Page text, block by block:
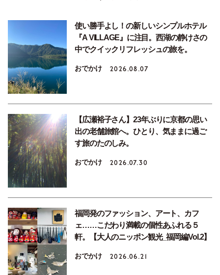
使い勝手よし！の新しいシンプルホテル
『A VILLAGE』に注目。西湖の静けさの
中でクイックリフレッシュの旅を。
おでかけ 2026.08.07
【広瀬裕子さん】23年ぶりに京都の思い
出の老舗旅館へ。ひとり、気ままに過ご
す旅のたのしみ。
おでかけ 2026.07.30
福岡発のファッション、アート、カフ
ェ……こだわり満載の個性あふれる５
軒。【大人のニッポン観光_福岡編Vol.2】
おでかけ 2026.06.21